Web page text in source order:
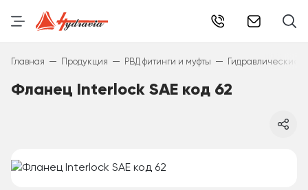
Главная — Продукция — РВД фитинги и муфты — Гидравлические
Фланец Interlock SAE код 62